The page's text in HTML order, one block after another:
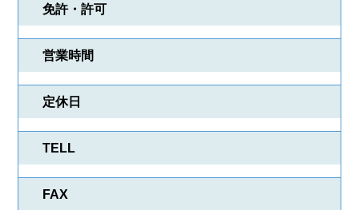
会員登録 ログイン
免許・許可
営業時間
定休日
TELL
FAX